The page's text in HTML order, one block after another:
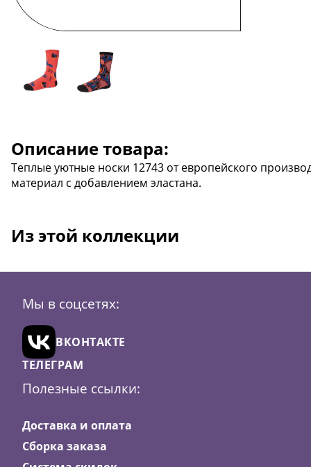
Описание товара:
Теплые уютные носки 12743 от европейского
материал с добавлением эластана.
Из этой коллекции
Мы в соцсетях:
ВКОНТАКТЕ
ТЕЛЕГРАМ
Полезные ссылки:
Доставка и оплата
Сборка заказа